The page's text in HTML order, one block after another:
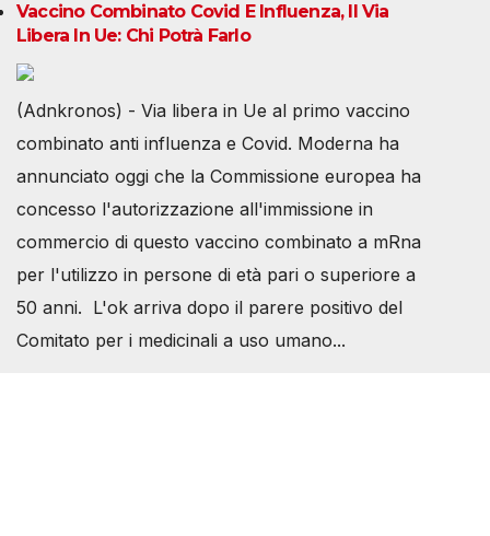
Vaccino Combinato Covid E Influenza, Il Via
Libera In Ue: Chi Potrà Farlo
(Adnkronos) - Via libera in Ue al primo vaccino
combinato anti influenza e Covid. Moderna ha
annunciato oggi che la Commissione europea ha
concesso l'autorizzazione all'immissione in
commercio di questo vaccino combinato a mRna
per l'utilizzo in persone di età pari o superiore a
50 anni. L'ok arriva dopo il parere positivo del
Comitato per i medicinali a uso umano...